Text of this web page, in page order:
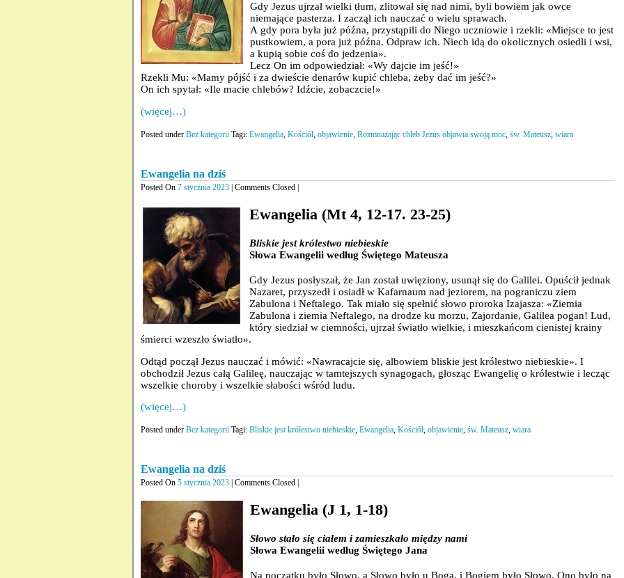
Gdy Jezus ujrzał wielki tłum, zlitował się nad nimi, byli bowiem jak owce
niemające pasterza. I zaczął ich nauczać o wielu sprawach.
A gdy pora była już późna, przystąpili do Niego uczniowie i rzekli: «Miejsce to jest
pustkowiem, a pora już późna. Odpraw ich. Niech idą do okolicznych osiedli i wsi,
a kupią sobie coś do jedzenia».
Lecz On im odpowiedział: «Wy dajcie im jeść!»
Rzekli Mu: «Mamy pójść i za dwieście denarów kupić chleba, żeby dać im jeść?»
On ich spytał: «Ile macie chlebów? Idźcie, zobaczcie!»
(więcej…)
Posted under Bez kategorii Tagi: Ewangelia Kościół, objawienie Rozmnażając chleb Jezus objawia swoją moc św. Mateusz wiara
Ewangelia na dziś
Posted On 7 stycznia 2023 | Comments Closed |
Ewangelia (Mt 4, 12-17. 23-25)
Bliskie jest królestwo niebieskie
Słowa Ewangelii według Świętego Mateusza
Gdy Jezus posłyszał, że Jan został uwięziony, usunął się do Galilei. Opuścił jednak
Nazaret, przyszedł i osiadł w Kafarnaum nad jeziorem, na pograniczu ziem
Zabulona i Neftalego. Tak miało się spełnić słowo proroka Izajasza: «Ziemia
Zabulona i ziemia Neftalego, na drodze ku morzu, Zajordanie, Galilea pogan! Lud,
który siedział w ciemności, ujrzał światło wielkie, i mieszkańcom cienistej krainy
śmierci wzeszło światło».
Odtąd począł Jezus nauczać i mówić: «Nawracajcie się, albowiem bliskie jest królestwo niebieskie». I
obchodził Jezus całą Galileę, nauczając w tamtejszych synagogach, głosząc Ewangelię o królestwie i lecząc
wszelkie choroby i wszelkie słabości wśród ludu.
(więcej…)
Posted under Bez kategorii Tagi: Bliskie jest królestwo niebieskie, Ewangelia, Kościół, objawienie, św. Mateusz, wiara
Ewangelia na dziś
Posted On 5 stycznia 2023 | Comments Closed |
Ewangelia (J 1, 1-18)
Słowo stało się ciałem i zamieszkało między nami
Słowa Ewangelii według Świętego Jana
Na początku było Słowo, a Słowo było u Boga, i Bogiem było Słowo. Ono było na